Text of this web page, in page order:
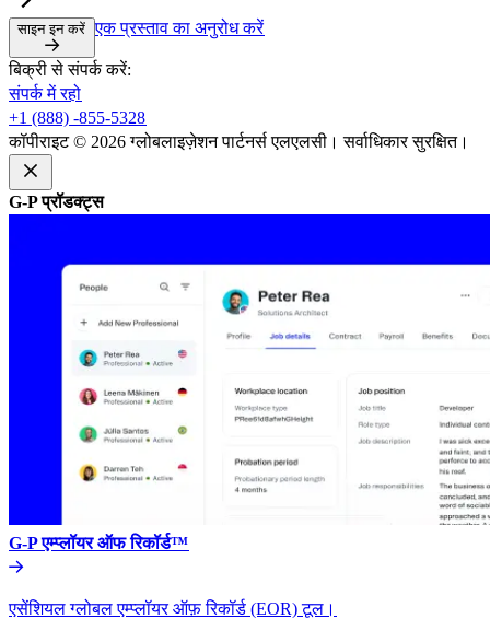
साइन इन करें​​ एक प्रस्ताव का अनुरोध करें​​
बिक्री से संपर्क करें:​​
संपर्क में रहो​​
+1 (888) -855-5328​​
कॉपीराइट © 2026 ग्लोबलाइज़ेशन पार्टनर्स एलएलसी। सर्वाधिकार सुरक्षित।​​
G-P प्रॉडक्ट्स​​
G-P एम्प्लॉयर ऑफ रिकॉर्ड™​​
एसेंशियल ग्लोबल एम्प्लॉयर ऑफ़ रिकॉर्ड (EOR) टूल।​​